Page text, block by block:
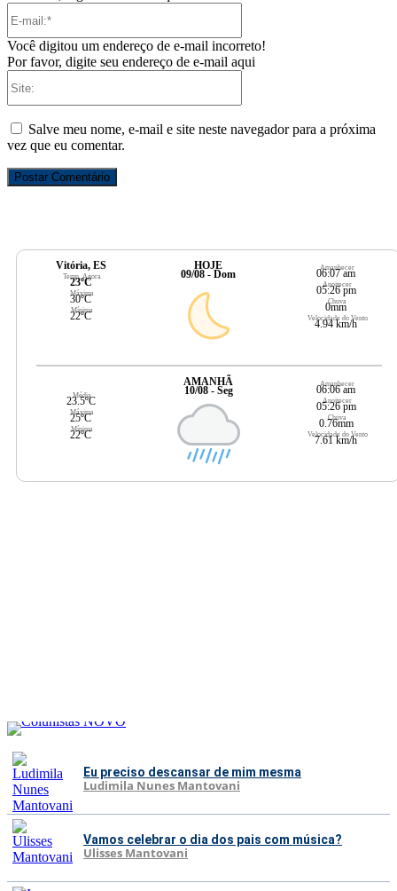
Você digitou um endereço de e-mail incorreto!
Por favor, digite seu endereço de e-mail aqui
Salve meu nome, e-mail e site neste navegador para a próxima
vez que eu comentar.
Vitória, ES
Temp. Agora
23ºC
Máxima
30ºC
Mínima
22ºC
HOJE
09/08 - Dom
Amanhecer
06:07 am
Anoitecer
05:26 pm
Chuva
0mm
Velocidade do Vento
4.94 km/h
Média
23.5ºC
Máxima
25ºC
Mínima
22ºC
AMANHÃ
10/08 - Seg
Amanhecer
06:06 am
Anoitecer
05:26 pm
Chuva
0.76mm
Velocidade do Vento
7.61 km/h
Eu preciso descansar de mim mesma
Ludimila Nunes Mantovani
Vamos celebrar o dia dos pais com música?
Ulisses Mantovani